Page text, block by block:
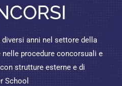
anni nel settore della
procedure concorsuali e
strutture esterne e di
School